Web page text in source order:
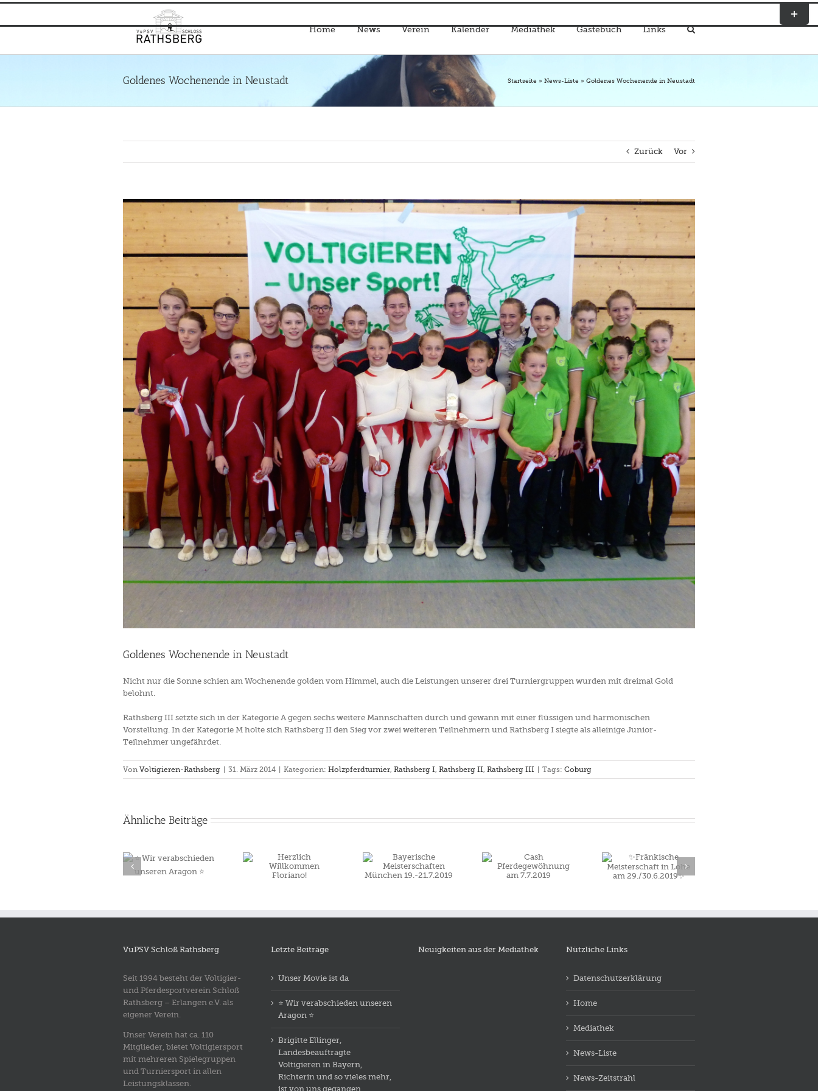
Zum
springen
Home News Verein Kalender Mediathek Gästebuch Links
Goldenes Wochenende in Neustadt Startseite » News-Liste » Goldenes Wochenende in Neustadt
Zurück Vor
Zeige
grösseres
Bild
Goldenes Wochenende in Neustadt
Nicht nur die Sonne schien am Wochenende golden vom Himmel, auch die Leistungen unserer drei Turniergruppen wurden mit dreimal Gold
belohnt.
Rathsberg III setzte sich in der Kategorie A gegen sechs weitere Mannschaften durch und gewann mit einer flüssigen und harmonischen
Vorstellung. In der Kategorie M holte sich Rathsberg II den Sieg vor zwei weiteren Teilnehmern und Rathsberg I siegte als alleinige Junior-
Teilnehmer ungefährdet.
Von Voltigieren-Rathsberg | 31. März 2014 | Kategorien: Holzpferdturnier, Rathsberg I, Rathsberg II, Rathsberg III | Tags: Coburg
Ähnliche Beiträge
Willkommen
Bayerische
Meisterschaften
Cash
Pferdegewöhnung
✨Fränkische
Meisterschaft in
VuPSV Schloß Rathsberg
Seit 1994 besteht der Voltigier-
und Pferdesportverein Schloß
Rathsberg – Erlangen e.V. als
eigener Verein.
Unser Verein hat ca. 110
Mitglieder, bietet Voltigiersport
mit mehreren Spielegruppen
und Turniersport in allen
Leistungsklassen.
Letzte Beiträge
Unser Movie ist da
⭐️ Wir verabschieden unseren
Aragon ⭐️
Brigitte Ellinger,
Landesbeauftragte
Voltigieren in Bayern,
Richterin und so vieles mehr,
ist von uns gegangen.
Neuigkeiten aus der Mediathek Nützliche Links
Datenschutzerklärung
Home
Mediathek
News-Liste
News-Zeitstrahl
Toggle
Sliding